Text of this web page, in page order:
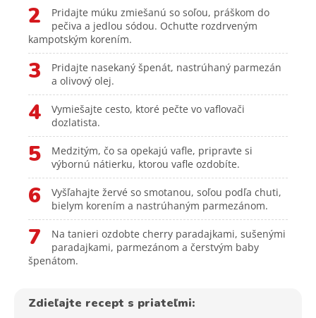
2
Pridajte múku zmiešanú so soľou, práškom do
pečiva a jedlou sódou. Ochuťte rozdrveným
kampotským korením.
3
Pridajte nasekaný špenát, nastrúhaný parmezán
a olivový olej.
4
Vymiešajte cesto, ktoré pečte vo vaflovači
dozlatista.
5
Medzitým, čo sa opekajú vafle, pripravte si
výbornú nátierku, ktorou vafle ozdobíte.
6
Vyšľahajte žervé so smotanou, soľou podľa chuti,
bielym korením a nastrúhaným parmezánom.
7
Na tanieri ozdobte cherry paradajkami, sušenými
paradajkami, parmezánom a čerstvým baby
špenátom.
Zdieľajte recept s priateľmi: